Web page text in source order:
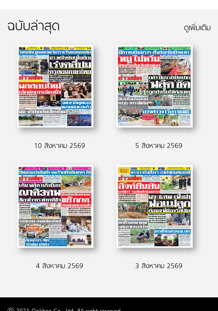
ฉบับล่าสุด ดูเพิ่มเติม
10 สิงหาคม 2569 5 สิงหาคม 2569
4 สิงหาคม 2569 3 สิงหาคม 2569